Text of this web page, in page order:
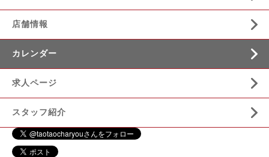
店舗情報
カレンダー
求人ページ
スタッフ紹介